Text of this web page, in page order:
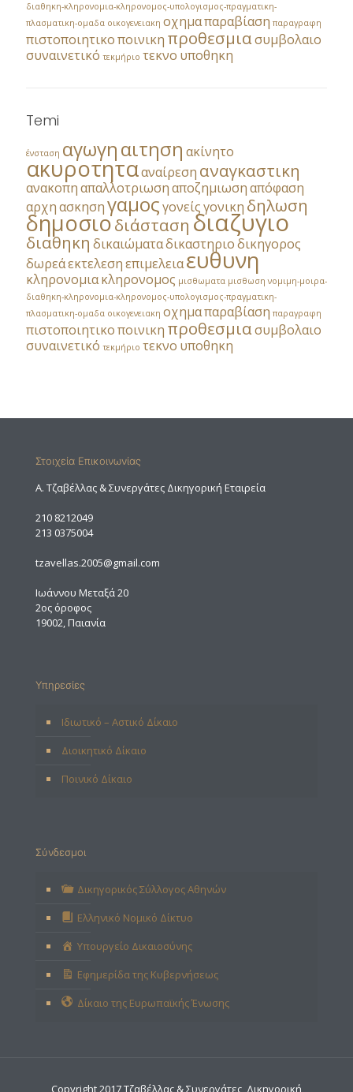
διαθηκη-κληρονομια-κληρονομος-υπολογισμος-πραγματικη-
πλασματικη-ομαδα οικογενειακη οχημαπαραβίαση παραγραφη
πιστοποιητικοποινικη προθεσμιασυμβολαιο
συναινετικό τεκμήριο τεκνο υποθηκη
Temi
ένσταση αγωγηαιτηση ακίνητο
ακυροτητααναίρεση αναγκαστικη
ανακοπηαπαλλοτριωσηαποζημιωσηαπόφαση
αρχηασκησηγαμοςγονείςγονικη δηλωση
δημοσιοδιάσταση διαζυγιο
διαθηκη δικαιώματαδικαστηριοδικηγορος
δωρεάεκτελεσηεπιμελειαευθυνη
κληρονομιακληρονομος μισθωματα μισθωση νομιμη-μοιρα-
διαθηκη-κληρονομια-κληρονομος-υπολογισμος-πραγματικη-
πλασματικη-ομαδα οικογενειακη οχημαπαραβίαση παραγραφη
πιστοποιητικοποινικη προθεσμιασυμβολαιο
συναινετικό τεκμήριο τεκνο υποθηκη
Στοιχεία Επικοινωνίας
A. Τζαβέλλας & Συνεργάτες Δικηγορική Εταιρεία
210 8212049
213 0375004
tzavellas.2005@gmail.com
Ιωάννου Μεταξά 20
2ος όροφος
19002, Παιανία
Υπηρεσίες
Ιδιωτικό – Αστικό Δίκαιο
Διοικητικό Δίκαιο
Ποινικό Δίκαιο
Σύνδεσμοι
Δικηγορικός Σύλλογος Αθηνών
Ελληνικό Νομικό Δίκτυο
Υπουργείο Δικαιοσύνης
Εφημερίδα της Κυβερνήσεως
Δίκαιο της Ευρωπαϊκής Ένωσης
Copyright 2017 Τζαβέλλας & Συνεργάτες, Δικηγορική